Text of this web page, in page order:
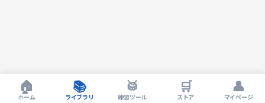
🏠
ホーム
📚
ライブラリ
🥁
練習ツール
🛒
ストア
👤
マイページ